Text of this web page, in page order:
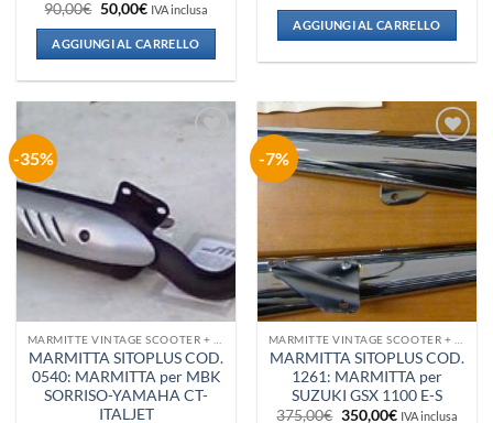
90,00€ Il
prezzo
originale
era:
90,00€.
50,00€Il
attuale
è:
50,00€.
IVA inclusa
AGGIUNGI AL CARRELLO
AGGIUNGI AL CARRELLO
-35%
MARMITTA SITOPLUS COD.
0540: MARMITTA per MBK
SORRISO-YAMAHA CT-
ITALJET
-7%
Aggiungi
alla lista
dei
desideri
MARMITTA SITOPLUS COD.
1261: MARMITTA per
SUZUKI GSX 1100 E-S
375,00€ Il
350,00€IlIVA inclusa